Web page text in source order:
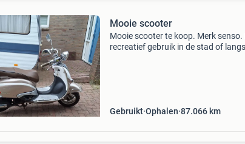
Mooie scooter
Mooie scooter te koop. Merk senso.
recreatief gebruik in de stad of
Gebruikt Ophalen 87.066 km